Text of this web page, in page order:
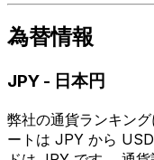
為替情報
JPY - 日本円
弊社の通貨ランキン
ートは JPY から